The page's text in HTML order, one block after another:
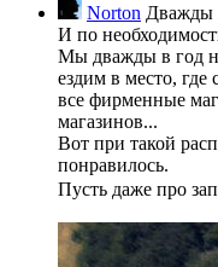
Norton Дважды
И по
Мы дважды в год
ездим в место, где
все фирменные
магазинов...
Вот при такой
понравилось.
Пусть даже про